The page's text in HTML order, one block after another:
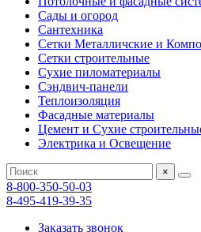
Сады и огород
Сантехника
Сетки Металличские и
Сетки строительные
Сухие пиломатериалы
Сэндвич-панели
Теплоизоляция
Фасадные материалы
Цемент и Сухие
Электрика и Освещение
×
8-800-350-50-03
8-495-419-39-35
Заказать звонок